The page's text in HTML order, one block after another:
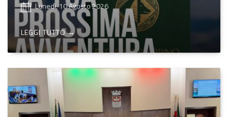
Lunedì, 10 Agosto 2026
LEGGI TUTTO →